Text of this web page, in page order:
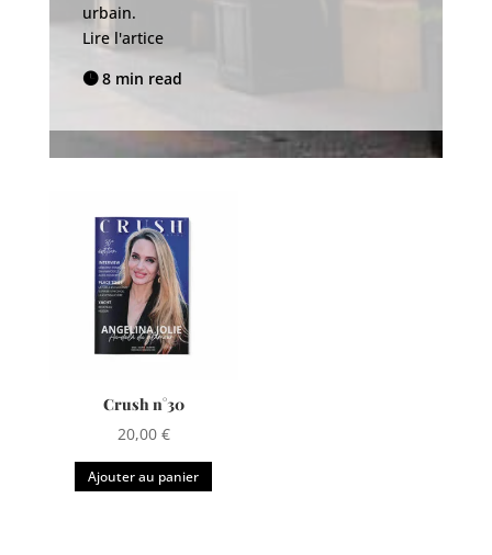
urbain.
Lire l'artice
 8 min read
Crush n°30
20,00 €
Ajouter au panier